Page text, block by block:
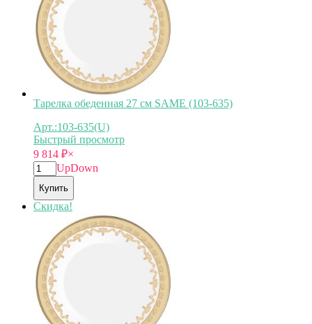
Тарелка обеденная 27 см SAME (103-635)
Арт.:103-635(U)
Быстрый просмотр
9 814 ₽×
UpDown
Купить
Скидка!